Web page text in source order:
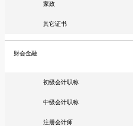
家政
其它证书
财会金融
初级会计职称
中级会计职称
注册会计师